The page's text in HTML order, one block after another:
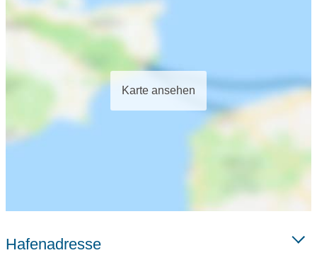
Karte ansehen
Hafenadresse